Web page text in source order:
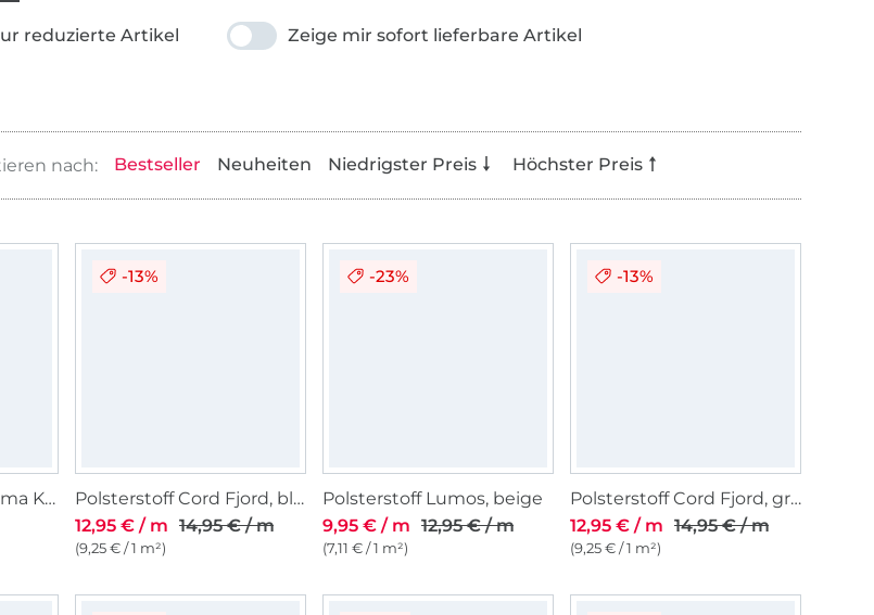
reduzierte Artikel Zeige mir sofort lieferbare Artikel
Bestseller Neuheiten Niedrigster Preis Höchster Preis
Dekostoff Halbpanama Kombinationsstoff natur
-13%
Polsterstoff Cord Fjord, blassgrün
12,95 € / m 14,95 € / m
(9,25 € / 1 m²)
-23%
Polsterstoff Lumos, beige
9,95 € / m 12,95 € / m
(7,11 € / 1 m²)
-13%
Polsterstoff Cord Fjord, grün
12,95 € / m 14,95 € / m
(9,25 € / 1 m²)